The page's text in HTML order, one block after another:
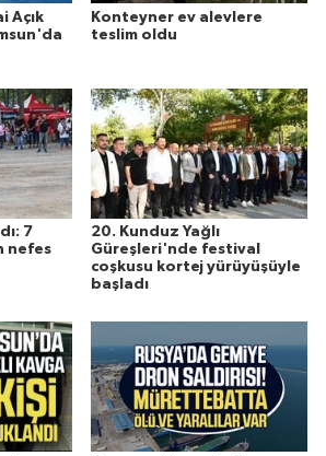
Açık
Konteyner ev alevlere
teslim oldu
7
nefes
20. Kunduz Yağlı
Güreşleri'nde festival
coşkusu kortej yürüyüşüyle
başladı